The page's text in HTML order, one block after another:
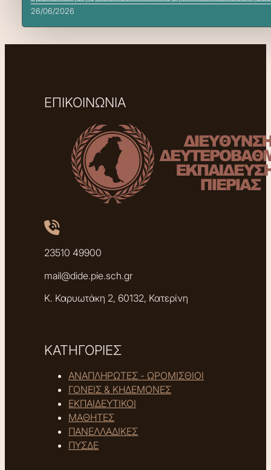
26/06/2026
ΕΠΙΚΟΙΝΩΝΙΑ
23510 49900
mail@dide.pie.sch.gr
Κ. Καρυωτάκη 2, 60132, Κατερίνη
ΚΑΤΗΓΟΡΙΕΣ
ΑΝΑΠΛΗΡΩΤΕΣ - ΩΡΟΜΙΣΘΙΟΙ
ΓΟΝΕΙΣ & ΚΗΔΕΜΟΝΕΣ
ΕΚΠΑΙΔΕΥΤΙΚΟΙ
ΜΑΘΗΤΕΣ
ΠΑΝΕΛΛΑΔΙΚΕΣ
ΠΥΣΔΕ